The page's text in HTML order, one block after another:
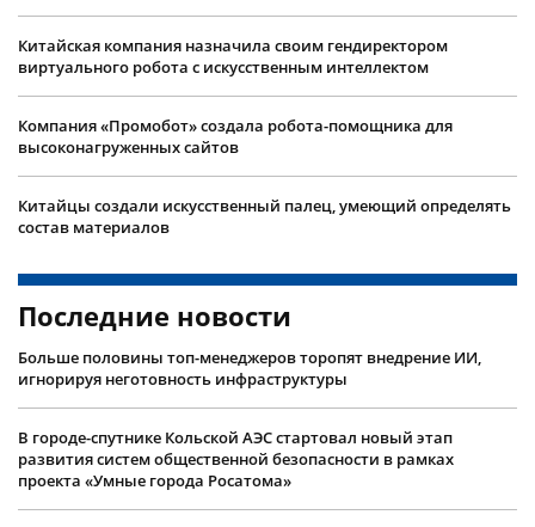
Китайская компания назначила своим гендиректором
виртуального робота с искусственным интеллектом
Компания «Промобот» создала робота-помощника для
высоконагруженных сайтов
Китайцы создали искусственный палец, умеющий определять
состав материалов
Последние новости
Больше половины топ-менеджеров торопят внедрение ИИ,
игнорируя неготовность инфраструктуры
В городе-спутнике Кольской АЭС стартовал новый этап
развития систем общественной безопасности в рамках
проекта «Умные города Росатома»